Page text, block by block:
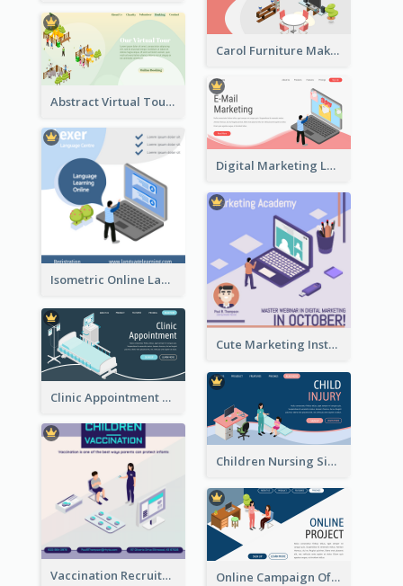
Carol Furniture Maker Landing Page With Isometric Display
Abstract Virtual Tour Booking Landing Page
Digital Marketing Landing Site With Interesting Isometric Graphic
Isometric Online Language Learning Instagram Pos
Cute Marketing Instagram Post With Isometric Diagram
Clinic Appointment Landing Page With Isometric Diagram
Children Nursing Sign Up Page With Isometric Diagram
Vaccination Recruitment Instagram Post With Isometric Diagram Online Campaign Of Recruiting Donors With Isometric Display